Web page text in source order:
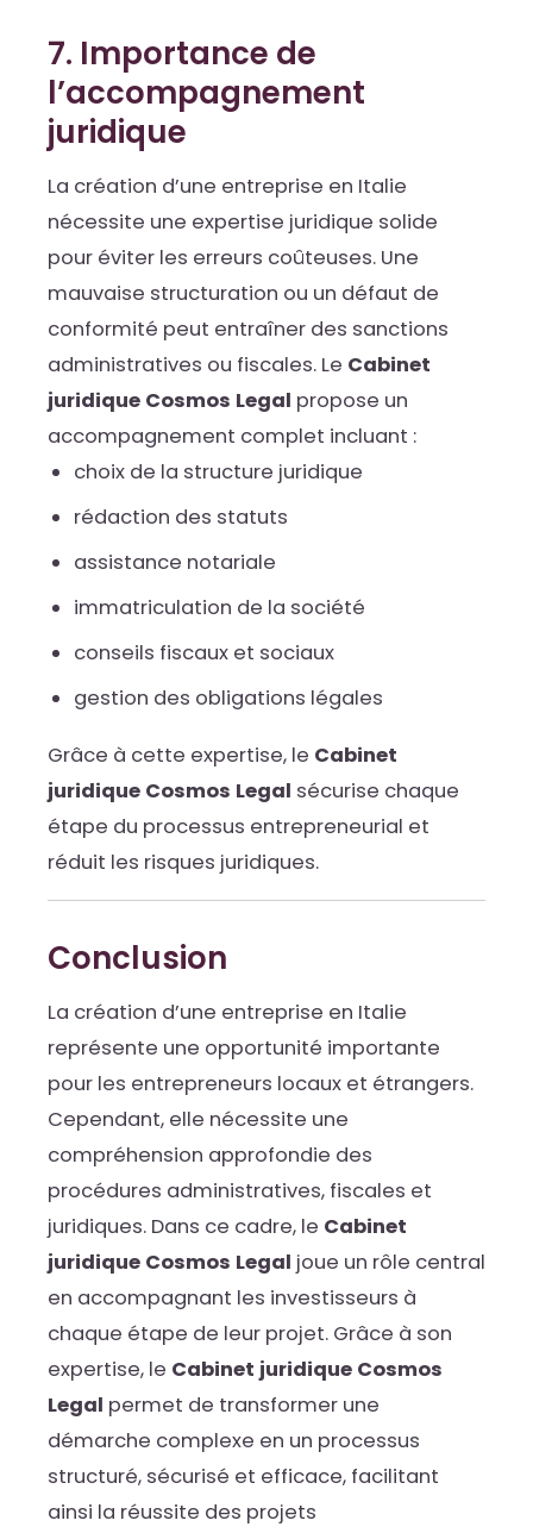
7. Importance de
l’accompagnement
juridique
La création d’une entreprise en Italie
nécessite une expertise juridique solide
pour éviter les erreurs coûteuses. Une
mauvaise structuration ou un défaut de
conformité peut entraîner des sanctions
administratives ou fiscales. Le Cabinet
juridique Cosmos Legal propose un
accompagnement complet incluant :
choix de la structure juridique
rédaction des statuts
assistance notariale
immatriculation de la société
conseils fiscaux et sociaux
gestion des obligations légales
Grâce à cette expertise, le Cabinet
juridique Cosmos Legal sécurise chaque
étape du processus entrepreneurial et
réduit les risques juridiques.
Conclusion
La création d’une entreprise en Italie
représente une opportunité importante
pour les entrepreneurs locaux et étrangers.
Cependant, elle nécessite une
compréhension approfondie des
procédures administratives, fiscales et
juridiques. Dans ce cadre, le Cabinet
juridique Cosmos Legal joue un rôle central
en accompagnant les investisseurs à
chaque étape de leur projet. Grâce à son
expertise, le Cabinet juridique Cosmos
Legal permet de transformer une
démarche complexe en un processus
structuré, sécurisé et efficace, facilitant
ainsi la réussite des projets